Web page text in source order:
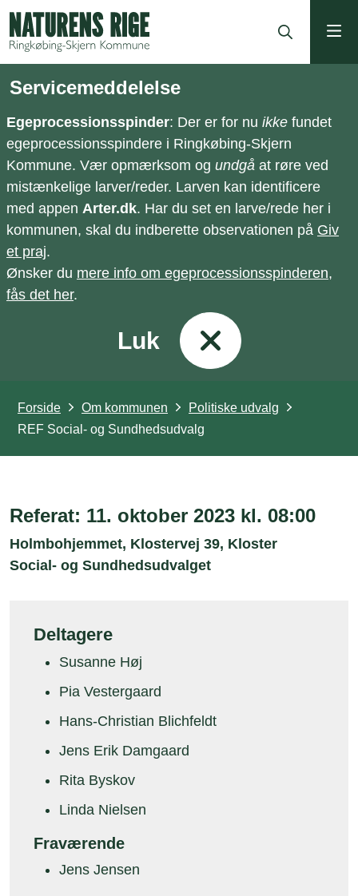
Servicemeddelelse
Egeprocessionsspinder: Der er for nu ikke fundet
egeprocessionsspindere i Ringkøbing-Skjern
Kommune. Vær opmærksom og undgå at røre ved
mistænkelige larver/reder. Larven kan identificere
med appen Arter.dk. Har du set en larve/rede her i
kommunen, skal du indberette observationen på Giv
et praj.
Ønsker du mere info om egeprocessionsspinderen,
fås det her.
Luk
Forside Om kommunen
Politiske udvalg
REF Social- og Sundhedsudvalg
Referat: 11. oktober 2023 kl. 08:00
Holmbohjemmet, Klostervej 39, Kloster
Social- og Sundhedsudvalget
Deltagere
Susanne Høj
Pia Vestergaard
Hans-Christian Blichfeldt
Jens Erik Damgaard
Rita Byskov
Linda Nielsen
Fraværende
Jens Jensen